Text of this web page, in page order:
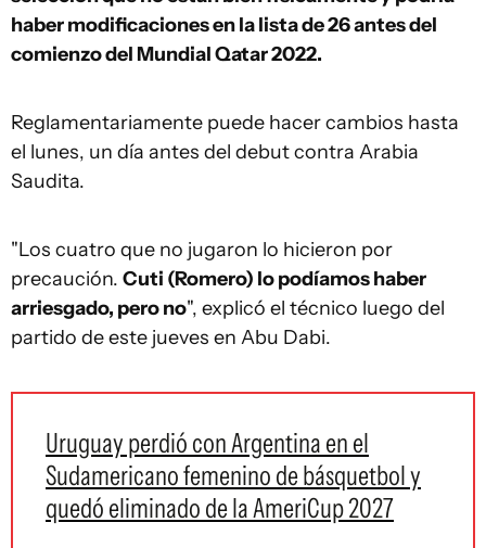
haber modificaciones en la lista de 26 antes del
comienzo del Mundial Qatar 2022.
Reglamentariamente puede hacer cambios hasta
el lunes, un día antes del debut contra Arabia
Saudita.
"Los cuatro que no jugaron lo hicieron por
precaución. Cuti (Romero) lo podíamos haber
arriesgado, pero no", explicó el técnico luego del
partido de este jueves en Abu Dabi.
Uruguay perdió con Argentina en el
Sudamericano femenino de básquetbol y
quedó eliminado de la AmeriCup 2027